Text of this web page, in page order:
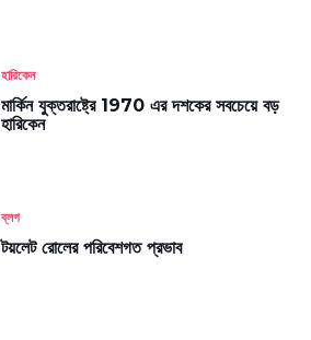
হারিকেন
মার্কিন যুক্তরাষ্ট্রে 1970 এর দশকের সবচেয়ে বড়
হারিকেন
ব্লগ
টয়লেট রোলের পরিবেশগত প্রভাব